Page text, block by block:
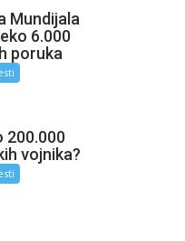
Mundijala
6.000
poruka
200.000
vojnika?